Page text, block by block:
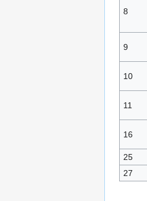
8
9
10
11
16
25
27